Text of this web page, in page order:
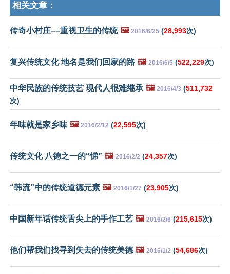
相关文章：
传奇小村庄––重视卫生的传统 🖼️ 2016/6/25 (28,993次)
复兴传统文化 地名是我们回家的路 🖼️ 2016/6/5 (522,229次)
中华民族的传统技艺 现代人很难继承 🖼️ 2016/4/3 (511,732
次)
年味就是家乡味 🖼️ 2016/2/12 (22,595次)
传统文化 八德之一的“悌” 🖼️ 2016/2/2 (24,357次)
“韩流”中的传统道德元素 🖼️ 2016/1/27 (23,905次)
中国新年话传统舌尖上的手作工艺 🖼️ 2016/2/6 (215,615次)
他们帮我们找寻到失去的传统美德 🖼️ 2016/1/2 (54,686次)